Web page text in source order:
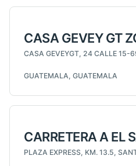
CASA GEVEY GT
CASA GEVEYGT, 24 CALLE 15-
GUATEMALA, GUATEMALA
CARRETERA A EL
PLAZA EXPRESS, KM. 13.5,